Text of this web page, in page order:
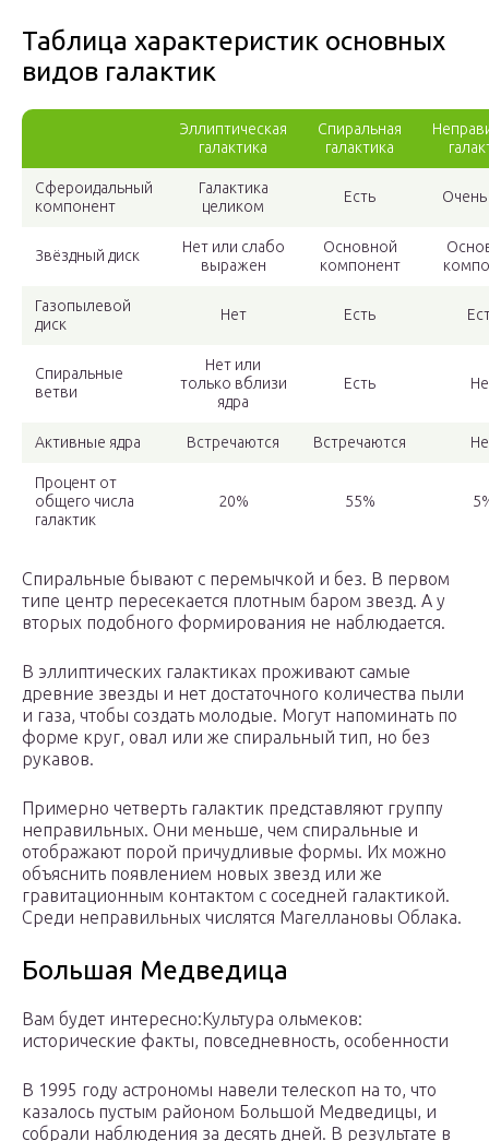
Таблица характеристик основных
видов галактик
Эллиптическая
галактика
Спиральная
галактика
Сфероидальный
компонент
Галактика
целиком
Есть
Звёздный диск
Нет или слабо
выражен
Основной
компонент
Газопылевой
диск
Нет Есть
Спиральные
ветви
Нет или
только вблизи
ядра
Есть
Активные ядра Встречаются Встречаются
Процент от
общего числа
галактик
20% 55%
Спиральные бывают с перемычкой и без. В первом
типе центр пересекается плотным баром звезд. А у
вторых подобного формирования не наблюдается.
В эллиптических галактиках проживают самые
древние звезды и нет достаточного количества пыли
и газа, чтобы создать молодые. Могут напоминать по
форме круг, овал или же спиральный тип, но без
рукавов.
Примерно четверть галактик представляют группу
неправильных. Они меньше, чем спиральные и
отображают порой причудливые формы. Их можно
объяснить появлением новых звезд или же
гравитационным контактом с соседней галактикой.
Среди неправильных числятся Магеллановы Облака.
Большая Медведица
Вам будет интересно:Культура ольмеков:
исторические факты, повседневность, особенности
В 1995 году астрономы навели телескоп на то, что
казалось пустым районом Большой Медведицы, и
собрали наблюдения за десять дней. В результате в